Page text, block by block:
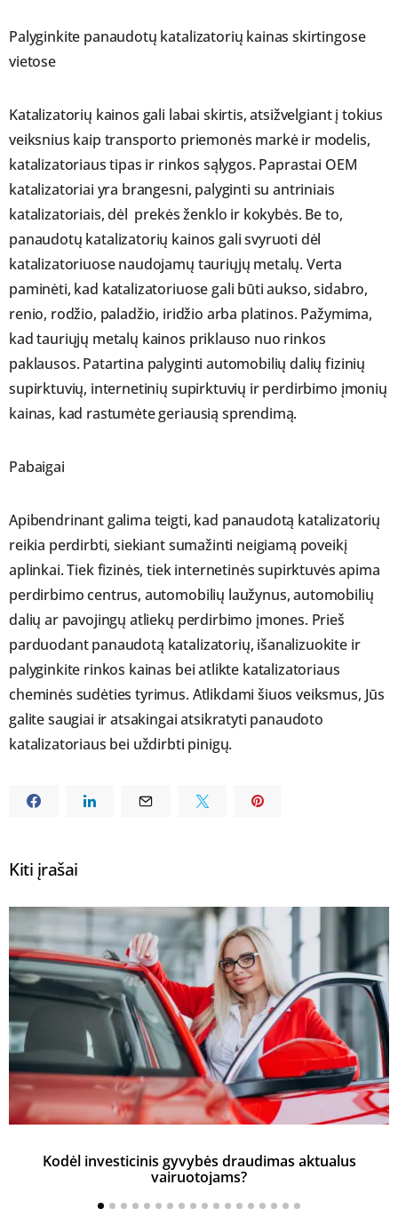
Palyginkite panaudotų katalizatorių kainas skirtingose
vietose
Katalizatorių kainos gali labai skirtis, atsižvelgiant į tokius
veiksnius kaip transporto priemonės markė ir modelis,
katalizatoriaus tipas ir rinkos sąlygos. Paprastai OEM
katalizatoriai yra brangesni, palyginti su antriniais
katalizatoriais, dėl prekės ženklo ir kokybės. Be to,
panaudotų katalizatorių kainos gali svyruoti dėl
katalizatoriuose naudojamų tauriųjų metalų. Verta
paminėti, kad katalizatoriuose gali būti aukso, sidabro,
renio, rodžio, paladžio, iridžio arba platinos. Pažymima,
kad tauriųjų metalų kainos priklauso nuo rinkos
paklausos. Patartina palyginti automobilių dalių fizinių
supirktuvių, internetinių supirktuvių ir perdirbimo įmonių
kainas, kad rastumėte geriausią sprendimą.
Pabaigai
Apibendrinant galima teigti, kad panaudotą katalizatorių
reikia perdirbti, siekiant sumažinti neigiamą poveikį
aplinkai. Tiek fizinės, tiek internetinės supirktuvės apima
perdirbimo centrus, automobilių laužynus, automobilių
dalių ar pavojingų atliekų perdirbimo įmones. Prieš
parduodant panaudotą katalizatorių, išanalizuokite ir
palyginkite rinkos kainas bei atlikte katalizatoriaus
cheminės sudėties tyrimus. Atlikdami šiuos veiksmus, Jūs
galite saugiai ir atsakingai atsikratyti panaudoto
katalizatoriaus bei uždirbti pinigų.
Kiti įrašai
Kodėl investicinis gyvybės draudimas aktualus
vairuotojams?